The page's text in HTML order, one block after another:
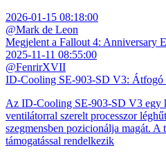
2026-01-15 08:18:00
@Mark de Leon
Megjelent a Fallout 4: Anniversary
2025-11-11 08:55:00
@FenrirXVII
ID-Cooling SE-903-SD V3: Átfogó
Az ID-Cooling SE-903-SD V3 egy
ventilátorral szerelt processzor
szegmensben pozicionálja magát.
támogatással rendelkezik